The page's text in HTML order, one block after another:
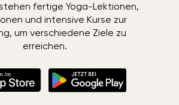
fertige Yoga-Lektionen,
und intensive Kurse zur
um verschiedene Ziele zu
erreichen.